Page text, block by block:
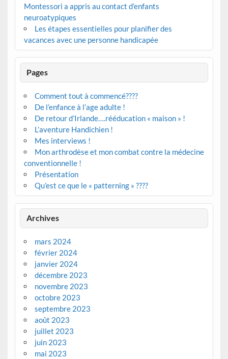
Montessori a appris au contact d’enfants
neuroatypiques
Les étapes essentielles pour planifier des
vacances avec une personne handicapée
Pages
Comment tout à commencé????
De l’enfance à l’age adulte !
De retour d’Irlande….rééducation « maison » !
L’aventure Handichien !
Mes interviews !
Mon arthrodèse et mon combat contre la médecine
conventionnelle !
Présentation
Qu’est ce que le « patterning » ????
Archives
mars 2024
février 2024
janvier 2024
décembre 2023
novembre 2023
octobre 2023
septembre 2023
août 2023
juillet 2023
juin 2023
mai 2023